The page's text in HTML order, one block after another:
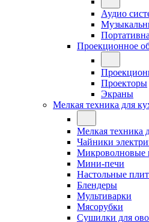
Аудио
Проекционное
Проекторы
Экраны
Мелкая техника для
Мелкая техника
Чайники
Микроволновые
Мини-печи
Настольные
Блендеры
Мультиварки
Мясорубки
Сушилки для